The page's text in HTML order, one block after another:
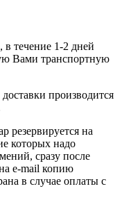
течение 1-2 дней
Вами транспортную
производится
резервируется на
которых надо
сразу после
e-mail копию
в случае оплаты с